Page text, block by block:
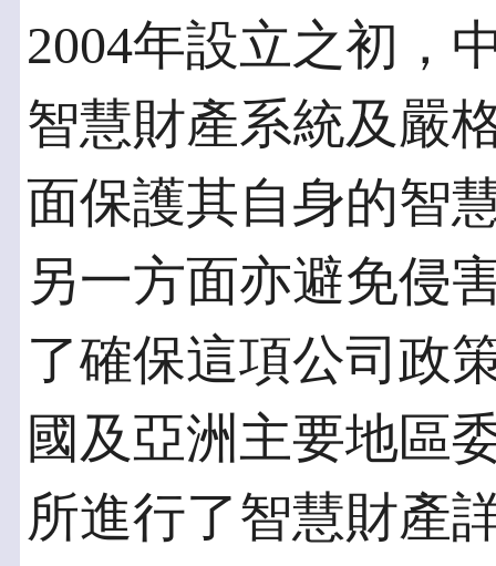
2004年設立之初，
智慧財產系統及嚴
面保護其自身的智
另一方面亦避免侵
了確保這項公司政
國及亞洲主要地區
所進行了智慧財產